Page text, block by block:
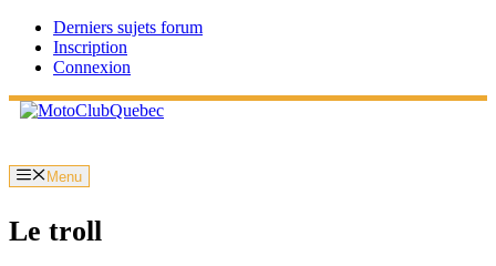
Aller
contenu
Derniers sujets forum
Inscription
Connexion
Menu
Le troll